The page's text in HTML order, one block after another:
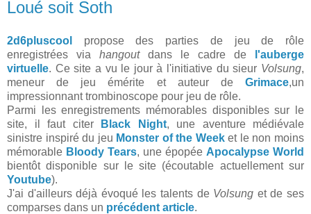
Loué soit Soth
2d6pluscool
propose des parties de jeu de rôle
enregistrées via hangout dans le cadre de
l'auberge
virtuelle. Ce site a vu le jour à l'initiative du sieur Volsung,
meneur de jeu émérite et auteur de Grimace,un
impressionnant trombinoscope pour jeu de rôle.
Parmi les enregistrements mémorables disponibles sur le
site, il faut citer
Black Night, une aventure médiévale
sinistre inspiré du jeu Monster of the Weeket le non moins
mémorable Bloody Tears, une épopée Apocalypse World
bientôt disponible sur le site (écoutable actuellement sur
Youtube).
J'ai d'ailleurs déjà évoqué les talents de Volsung et de ses
comparses dans un précédent article.